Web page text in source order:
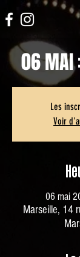
06 MAI
Les
Voir
06 mai
Marseille, 14